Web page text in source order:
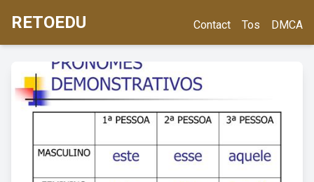
RETOEDU Contact Tos DMCA